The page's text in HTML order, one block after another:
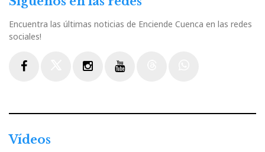
Encuentra las últimas noticias de Enciende Cuenca en las redes
sociales!
Vídeos